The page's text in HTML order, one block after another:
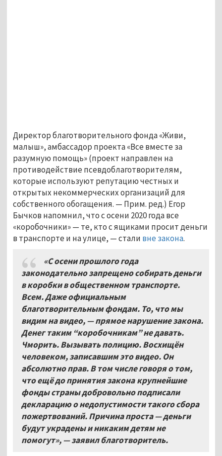
Директор благотворительного фонда «Живи,
малыш», амбассадор проекта «Все вместе за
разумную помощь» (проект направлен на
противодействие псевдоблаготворителям,
которые используют репутацию честных и
открытых некоммерческих организаций для
собственного обогащения. — Прим. ред.) Егор
Бычков напомнил, что с осени 2020 года все
«коробочники» — те, кто с ящиками просит деньги
в транспорте и на улице, — стали вне закона.
«С осени прошлого года
законодательно запрещено собирать деньги
в коробки в общественном транспорте.
Всем. Даже официальным
благотворительным фондам. То, что мы
видим на видео, — прямое нарушение закона.
Денег таким “коробочникам” не давать.
Чморить. Вызывать полицию. Восхищён
человеком, записавшим это видео. Он
абсолютно прав. В том числе говоря о том,
что ещё до принятия закона крупнейшие
фонды страны добровольно подписали
декларацию о недопустимости такого сбора
пожертвований. Причина проста — деньги
будут украдены и никаким детям не
помогут», — заявил благотворитель.